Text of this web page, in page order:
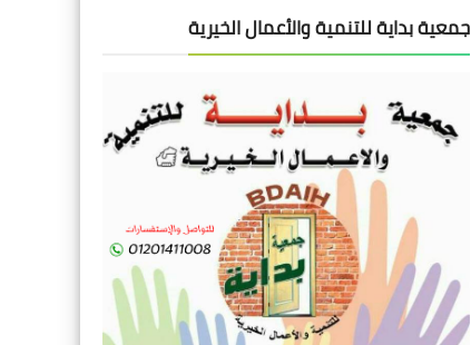
جمعية بداية للتنمية والأعمال الخيرية